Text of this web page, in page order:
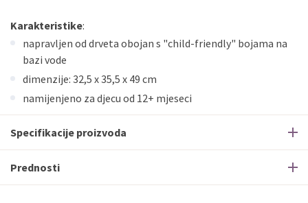
Karakteristike:
napravljen od drveta obojan s "child-friendly" bojama na
bazi vode
dimenzije: 32,5 x 35,5 x 49 cm
namijenjeno za djecu od 12+ mjeseci
Specifikacije proizvoda
Prednosti